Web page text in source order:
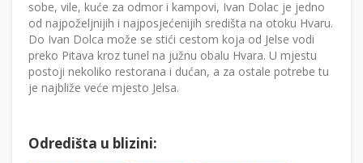
sobe, vile, kuće za odmor i kampovi, Ivan Dolac je jedno
od najpoželjnijih i najposjećenijih središta na otoku Hvaru.
Do Ivan Dolca može se stići cestom koja od Jelse vodi
preko Pitava kroz tunel na južnu obalu Hvara. U mjestu
postoji nekoliko restorana i dućan, a za ostale potrebe tu
je najbliže veće mjesto Jelsa.
Odredišta u blizini: